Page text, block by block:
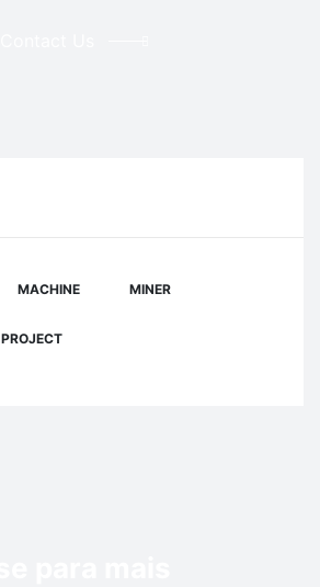
MACHINE MINER
PROJECT